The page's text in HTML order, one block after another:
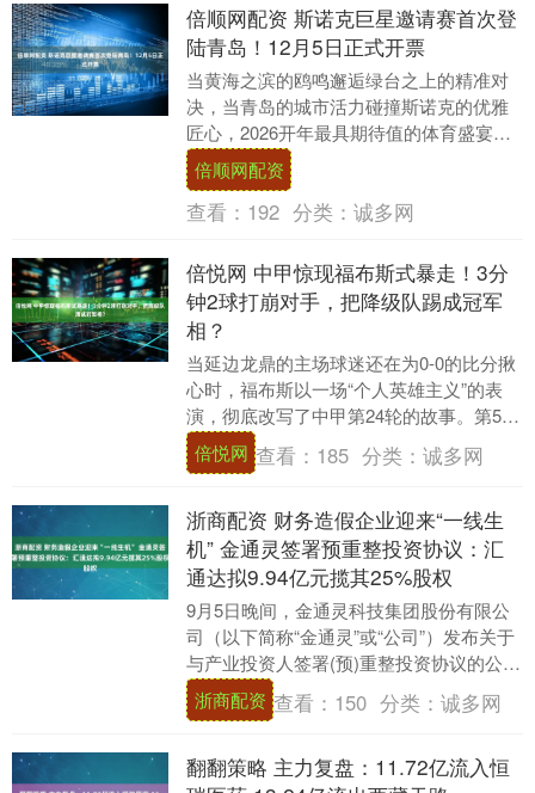
倍顺网配资 斯诺克巨星邀请赛首次登
陆青岛！12月5日正式开票
当黄海之滨的鸥鸣邂逅绿台之上的精准对
决，当青岛的城市活力碰撞斯诺克的优雅
匠心，2026开年最具期待值的体育盛宴来
了！ 中国・青岛CBSA斯诺克巨星邀请赛
将首次登....
倍顺网配资
查看： 192 分类： 诚多网
倍悦网 中甲惊现福布斯式暴走！3分
钟2球打崩对手，把降级队踢成冠军
相？
当延边龙鼎的主场球迷还在为0-0的比分揪
心时，福布斯以一场“个人英雄主义”的表
演，彻底改写了中甲第24轮的故事。第58
分钟，他从禁区内直接推射破门，帮助球
队打破....
倍悦网 查看： 185 分类：诚多网
浙商配资 财务造假企业迎来“一线生
机” 金通灵签署预重整投资协议：汇
通达拟9.94亿元揽其25%股权
9月5日晚间，金通灵科技集团股份有限公
司（以下简称“金通灵”或“公司”）发布关于
与产业投资人签署(预)重整投资协议的公
告。公告称，公司与产业互联网企业汇通
达网络....
浙商配资 查看： 150 分类：诚多网
翻翻策略 主力复盘：11.72亿流入恒